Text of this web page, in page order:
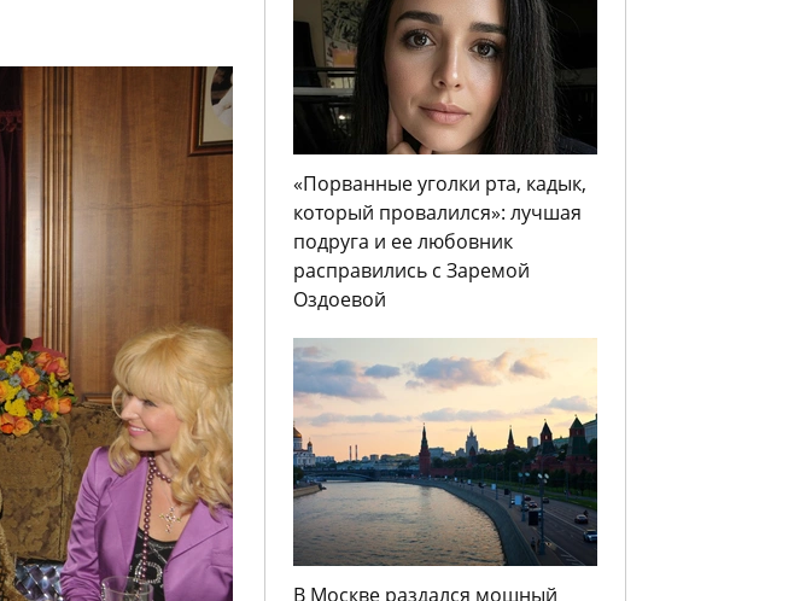
«Порванные уголки рта, кадык,
который провалился»: лучшая
подруга и ее любовник
расправились с Заремой
Оздоевой
В Москве раздался мощный